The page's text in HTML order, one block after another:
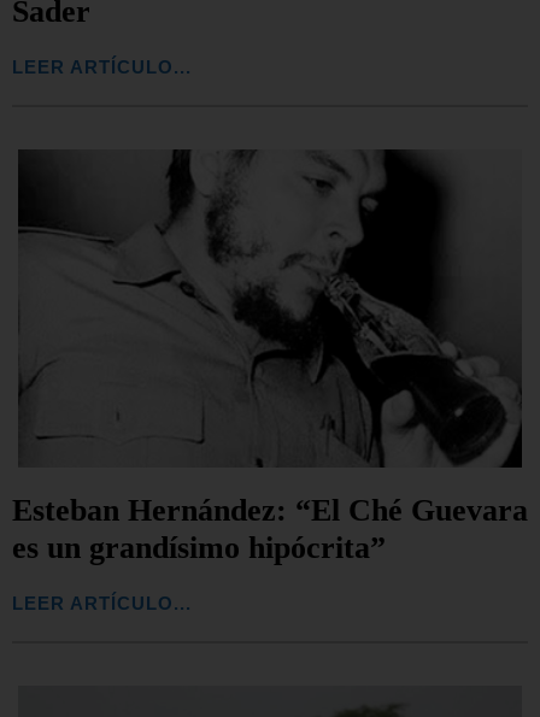
Sader
LEER ARTÍCULO...
Esteban Hernández: “El Ché Guevara
es un grandísimo hipócrita”
LEER ARTÍCULO...